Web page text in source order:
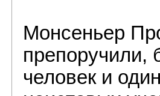
Монсеньер
препоручили,
человек и